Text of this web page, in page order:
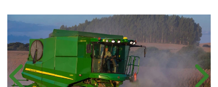
Anterior